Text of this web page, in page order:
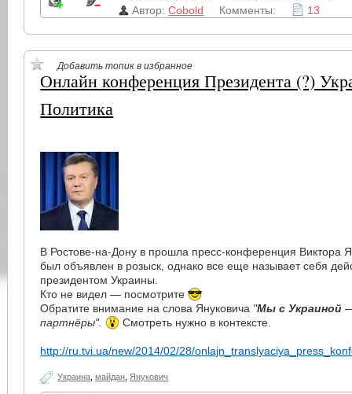
Автор:Cobold Комменты: 13
Добавить топик в избранное
Онлайн конференция Президента (?)
Политика
В Ростове-на-Дону в прошла пресс-конференция Виктора
был объявлен в розыск, однако все еще называет себя
президентом Украины.
Кто не видел — посмотрите
Обратите внимание на слова Януковича "Мы с Украиной
партнёры".
Смотреть нужно в контексте.
http://ru.tvi.ua/new/2014/02/28/
Украина ,майдан Янукович